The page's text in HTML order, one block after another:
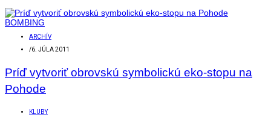
ARCHÍV
/6. JÚLA 2011
Príď vytvoriť obrovskú symbolickú eko-stopu na
Pohode
KLUBY